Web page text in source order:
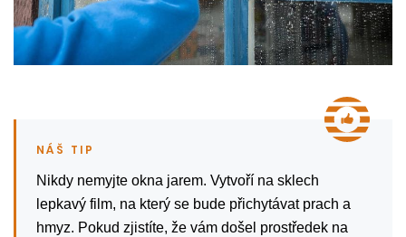
Nikdy nemyjte okna jarem. Vytvoří na sklech
lepkavý film, na který se bude přichytávat prach a
hmyz. Pokud zjistíte, že vám došel prostředek na